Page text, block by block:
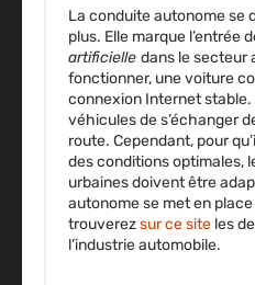
La conduite autonomese
plus. Elle marque l’entrée
artificielle dans le secteur
fonctionner, unevoiture
connexion Internet stable.
véhicules de s’échanger
route. Cependant, pour
des conditions optimales,
urbaines doivent être
autonome se met en
trouverezsur ce site les
l’industrie automobile.